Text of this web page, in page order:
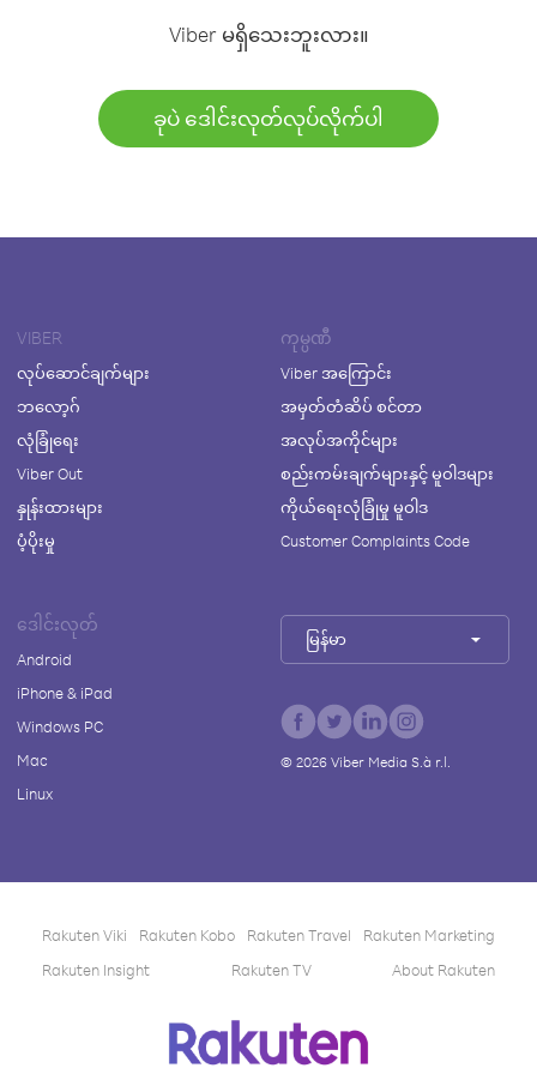
Viber မရှိသေးဘူးလား။
ခုပဲ ဒေါင်းလုတ်လုပ်လိုက်ပါ
VIBER
လုပ်ဆောင်ချက်များ
ဘလော့ဂ်
လုံခြုံရေး
Viber Out
နှုန်းထားများ
ပံ့ပိုးမှု
ကုမ္ပဏီ
Viber အကြောင်း
အမှတ်တံဆိပ် စင်တာ
အလုပ်အကိုင်များ
စည်းကမ်းချက်များနှင့် မူဝါဒများ
ကိုယ်ရေးလုံခြုံမှု မူဝါဒ
Customer Complaints Code
ဒေါင်းလုတ်
Android
iPhone & iPad
Windows PC
Mac
Linux
မြန်မာ
© 2026Viber Media S.à r.l.
Rakuten Viki Rakuten Kobo Rakuten Travel
Rakuten Marketing
Rakuten Insight
Rakuten TV About Rakuten